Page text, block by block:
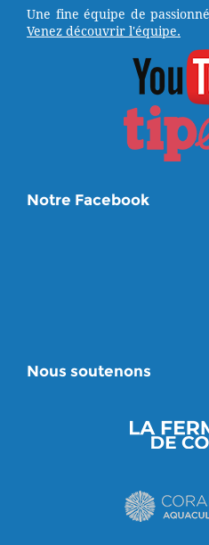
Une fine équipe de
Venez découvrir l'équipe.
Notre Facebook
Nous soutenons